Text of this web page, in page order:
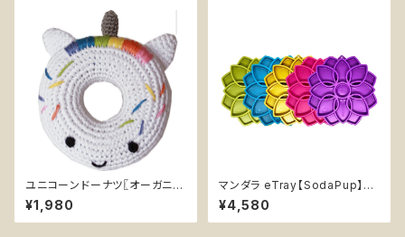
ユニコーンドーナツ〖オーガニッ
クコットンニットユニコーンリン
グ〗小型犬用おもちゃ
¥1,980
マンダラ eTray【SodaPup】リ
ックマット 早食い防止皿 スロー
フィーダー 知育 エンリッチメン
ト ボウル 5色 ソダパップ Mand
¥4,580